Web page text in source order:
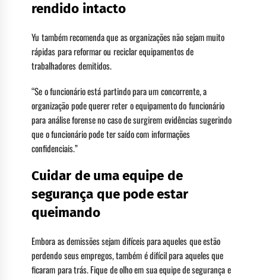
rendido intacto
Yu também recomenda que as organizações não sejam muito
rápidas para reformar ou reciclar equipamentos de
trabalhadores demitidos.
“Se o funcionário está partindo para um concorrente, a
organização pode querer reter o equipamento do funcionário
para análise forense no caso de surgirem evidências sugerindo
que o funcionário pode ter saído com informações
confidenciais.”
Cuidar de uma equipe de
segurança que pode estar
queimando
Embora as demissões sejam difíceis para aqueles que estão
perdendo seus empregos, também é difícil para aqueles que
ficaram para trás. Fique de olho em sua equipe de segurança e